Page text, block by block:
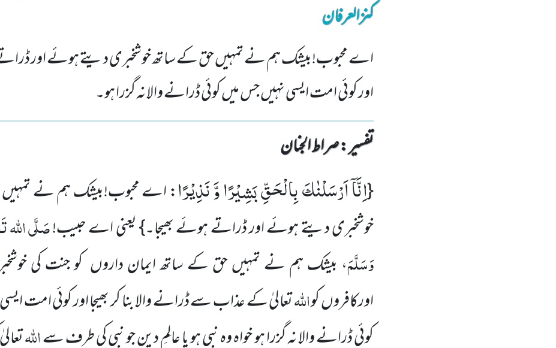
کنزالعرفان
اے محبوب!بیشک ہم نے تمہیں حق کے ساتھ خوشخبری دیتے ہوئے اور
اور کوئی امت ایسی نہیں جس میں کوئی ڈرانے والا نہ گزرا ہو۔
تفسیر : ‎صراط الجنان
{اِنَّاۤ اَرْسَلْنٰكَ بِالْحَقِّ بَشِیْرًا وَّ نَذِیْرًا: اے محبوب!بیشک ہم نے
خوشخبری دیتے ہوئے اور ڈراتے ہوئے بھیجا۔} یعنی اے حبیب!صَلَّی اللہ
وَسَلَّمَ، بیشک ہم نے تمہیں حق کے ساتھ ایمان داروں کو جنت کی
اورکافروں کواللہتعالیٰ کے عذاب سے ڈرانے والا بنا کر بھیجا اور کوئی امت
کوئی ڈرانے والا نہ گزرا ہو خواہ وہ نبی ہو یا عالِمِ دین جو نبی کی طرف سےاللہ